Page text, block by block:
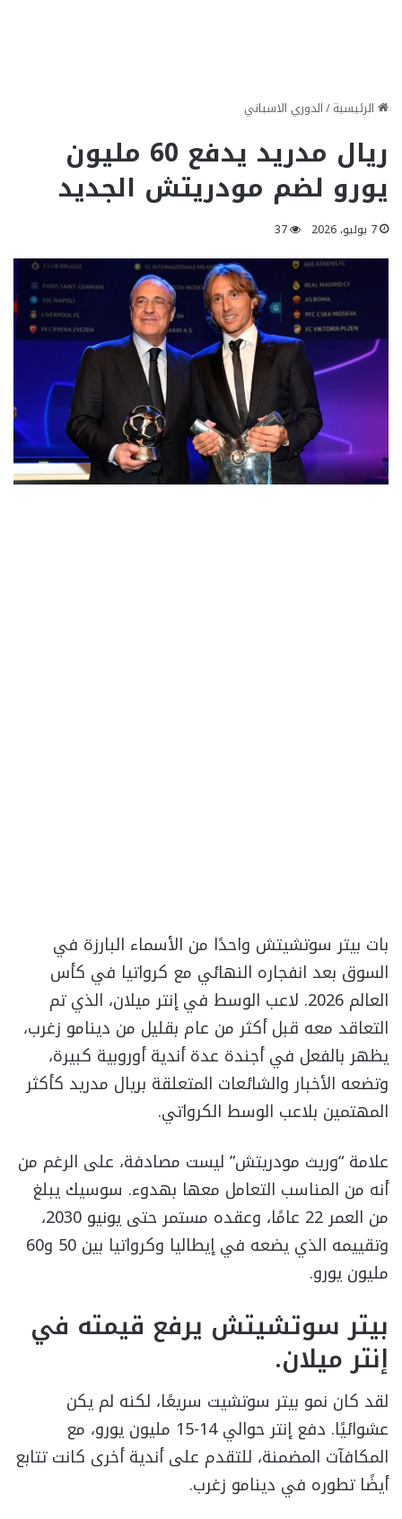
الرئيسية/الدوري الاسباني
ريال مدريد يدفع 60 مليون
يورو لضم مودريتش الجديد
7 يوليو، 2026 37
بات بيتر سوتشيتش واحدًا من الأسماء البارزة في
السوق بعد انفجاره النهائي مع كرواتيا في كأس
العالم 2026. لاعب الوسط في إنتر ميلان، الذي تم
التعاقد معه قبل أكثر من عام بقليل من دينامو زغرب،
يظهر بالفعل في أجندة عدة أندية أوروبية كبيرة،
وتضعه الأخبار والشائعات المتعلقة بريال مدريد كأكثر
المهتمين بلاعب الوسط الكرواتي.
علامة “وريث مودريتش” ليست مصادفة، على الرغم من
أنه من المناسب التعامل معها بهدوء. سوسيك يبلغ
من العمر 22 عامًا، وعقده مستمر حتى يونيو 2030،
وتقييمه الذي يضعه في إيطاليا وكرواتيا بين 50 و60
مليون يورو.
بيتر سوتشيتش يرفع قيمته في
إنتر ميلان.
لقد كان نمو بيتر سوتشيت سريعًا، لكنه لم يكن
عشوائيًا. دفع إنتر حوالي 14-15 مليون يورو، مع
المكافآت المضمنة، للتقدم على أندية أخرى كانت تتابع
أيضًا تطوره في دينامو زغرب.